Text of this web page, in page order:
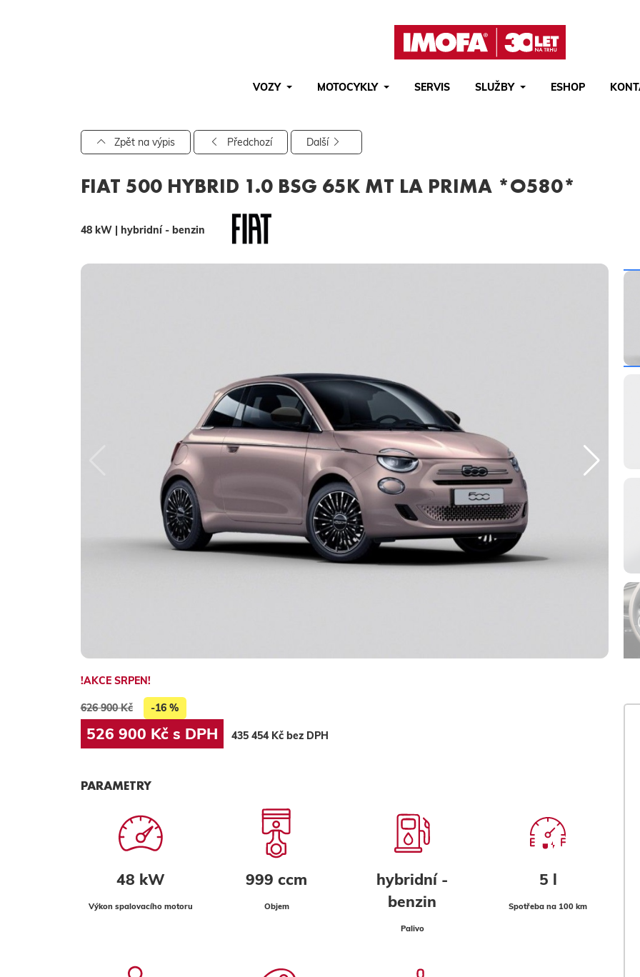
VOZY MOTOCYKLY SERVIS SLUŽBY ESHOP
Pro vyhledávání zadejte alespoň 3 znaky.
Zpět na výpis Předchozí Další
FIAT 500 HYBRID 1.0 BSG 65K MT LA PRIMA *O580*
48 kW | hybridní - benzin
!AKCE SRPEN!
626 900 Kč -16 %
526 900 Kč s DPH 435 454 Kč bez DPH
PARAMETRY
48 kW
Výkon spalovacího motoru
999 ccm
Objem
hybridní -
benzin
Palivo
5 l
Spotřeba na 100 km